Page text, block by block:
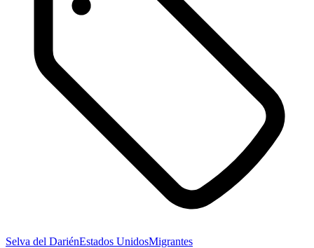
Selva del DariénEstados UnidosMigrantes